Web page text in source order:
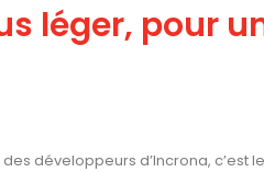
léger, pour
développeurs d’Incrona, c’est le